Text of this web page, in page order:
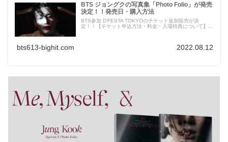
BTS ジョングクの写真集「Photo Folio」が発売
決定！！発売日・購入方法
BTS参加 D’FESTA TOKYOのチケット追加販売が決
定！！【チケット申込方法・料金・入場特典について】...
bts613-bighit.com 2022.08.12